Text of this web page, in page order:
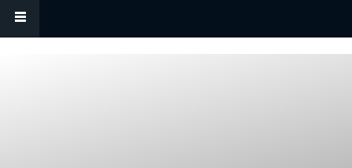
Перейти к основному содержанию